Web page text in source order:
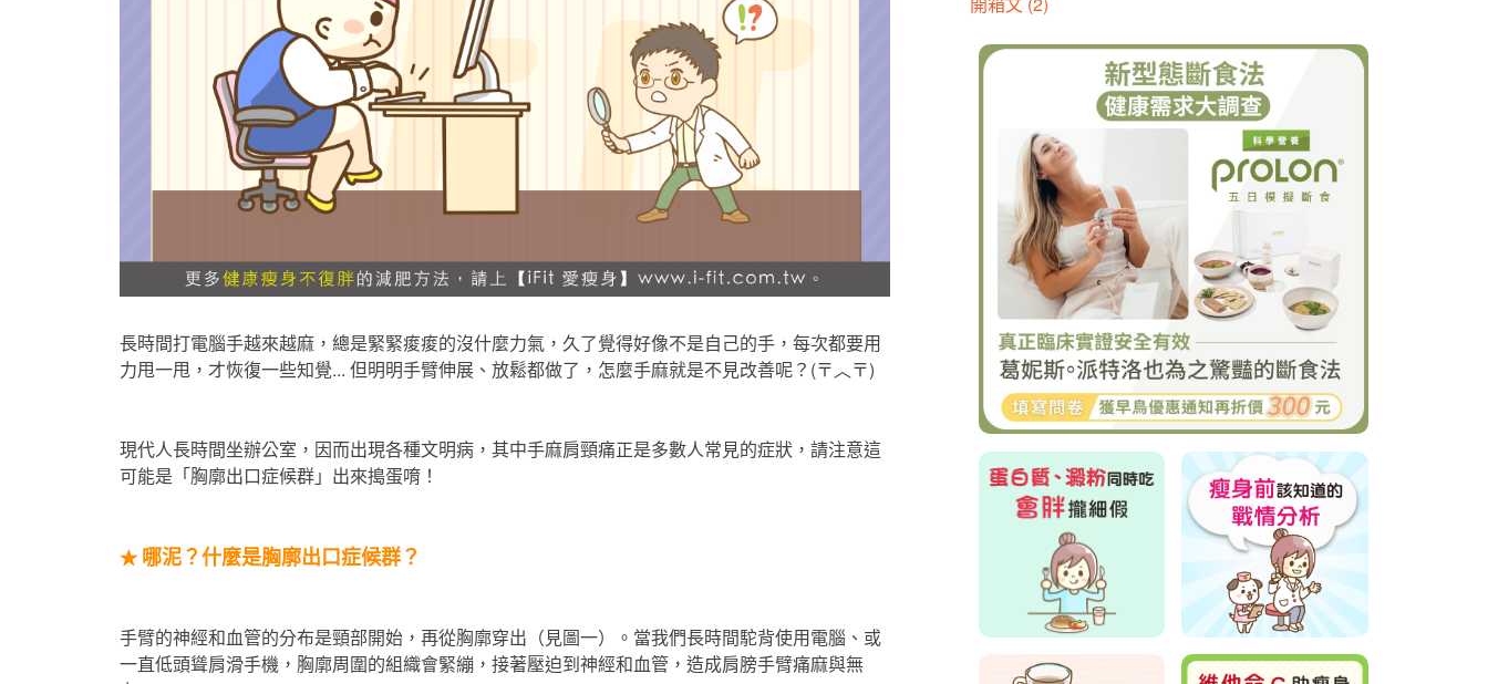
長時間打電腦手越來越麻，總是緊緊痠痠的沒什麼力氣，久了覺得好像不是自己的手，每次都要用
力甩一甩，才恢復一些知覺... 但明明手臂伸展、放鬆都做了，怎麼手麻就是不見改善呢？(〒︿〒)
現代人長時間坐辦公室，因而出現各種文明病，其中手麻肩頸痛正是多數人常見的症狀，請注意這
可能是「胸廓出口症候群」出來搗蛋唷！
★ 哪泥？什麼是胸廓出口症候群？
手臂的神經和血管的分布是頸部開始，再從胸廓穿出（見圖一）。當我們長時間駝背使用電腦、或
一直低頭聳肩滑手機，胸廓周圍的組織會緊繃，接著壓迫到神經和血管，造成肩膀手臂痛麻與無